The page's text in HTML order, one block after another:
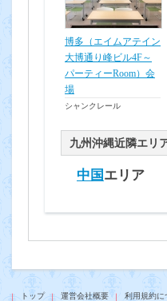
博多（エイムアテイン
大博通り峰ビル4F～
パーティーRoom）会
場
シャンクレール
九州沖縄近隣エリ
中国 エリア
トップ 運営会社概要 利用規約に